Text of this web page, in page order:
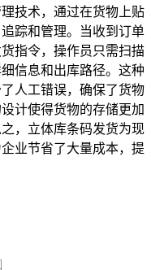
技术，通过在货物上贴
踪和管理。当收到订单
指令，操作员只需扫描
信息和出库路径。这种
人工错误，确保了货物
计使得货物的存储更加
，立体库条码发货为现
业节省了大量成本，提